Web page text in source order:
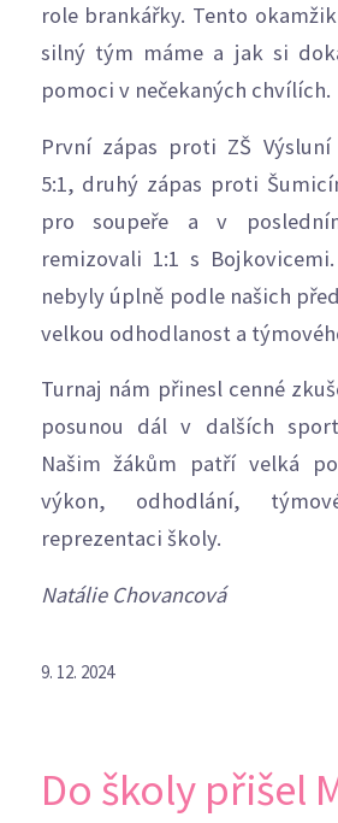
role brankářky. Tento
silný tým máme a jak si
pomoci v nečekaných chvílích.
První zápas proti ZŠ
5:1, druhý zápas proti
pro soupeře a v
remizovali 1:1 s
nebyly úplně podle našich
velkou odhodlanost a
Turnaj nám přinesl cenné
posunou dál v dalších
Našim žákům patří velká
výkon, odhodlání,
reprezentaci školy.
Natálie Chovancová
9. 12. 2024
Do školy přišel